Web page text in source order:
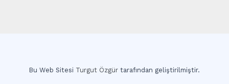
Bu Web Sitesi Turgut Özgür tarafından geliştirilmiştir.